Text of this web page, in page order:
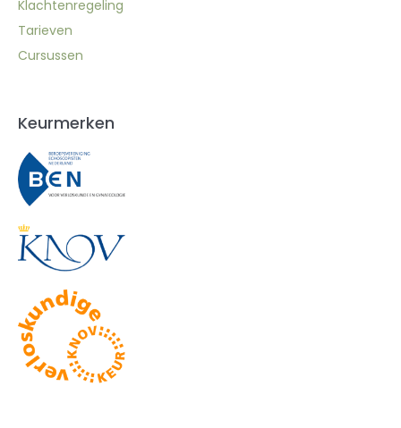
Klachtenregeling
Tarieven
Cursussen
Keurmerken